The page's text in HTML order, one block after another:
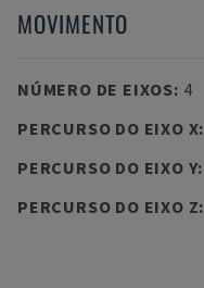
MOVIMENTO
NÚMERO DE EIXOS: 4
PERCURSO DO EIXO X:
PERCURSO DO EIXO Y:
PERCURSO DO EIXO Z: